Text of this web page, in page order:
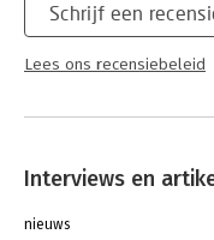
Schrijf een
Lees ons recensiebeleid
Interviews en
nieuws